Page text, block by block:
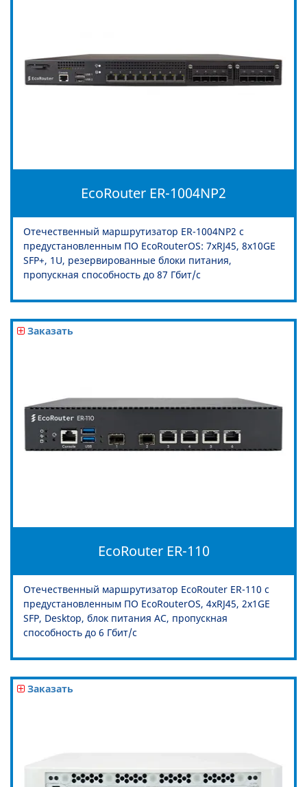
EcoRouter ER-1004NP2
Отечественный маршрутизатор ER-1004NP2 с
предустановленным ПО EcoRouterOS: 7xRJ45, 8x10GE
SFP+, 1U, резервированные блоки питания,
пропускная способность до 87 Гбит/c
Заказать
EcoRouter ER-110
Отечественный маршрутизатор EcoRouter ER-110 с
предустановленным ПО EcoRouterOS, 4xRJ45, 2x1GE
SFP, Desktop, блок питания AC, пропускная
способность до 6 Гбит/c
Заказать